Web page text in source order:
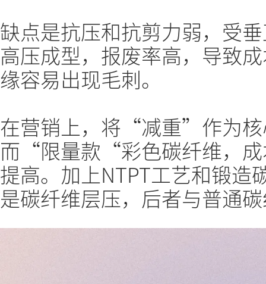
缺点是抗压和抗剪力弱，受
高压成型，报废率高，导致
缘容易出现毛刺。
在营销上，将“减重”作为核
而“限量款“彩色碳纤维，成
提高。加上NTPT工艺和锻造
是碳纤维层压，后者与普通